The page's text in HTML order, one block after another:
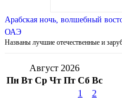
Арабская ночь, волшебный
ОАЭ
Названы лучшие отечественные и
Август 2026
Пн Вт Ср Чт Пт Сб Вс
1
2